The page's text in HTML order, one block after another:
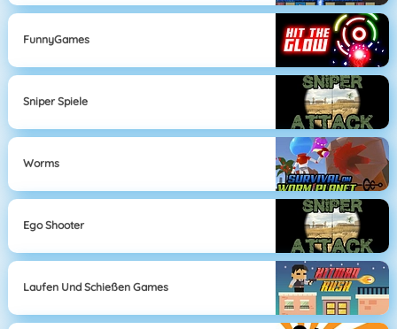
FunnyGames
Sniper Spiele
Worms
Ego Shooter
Laufen Und Schießen Games